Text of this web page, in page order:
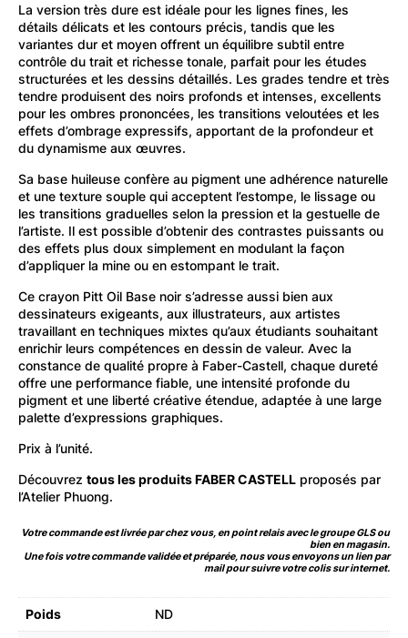
La version très dure est idéale pour les lignes fines, les
détails délicats et les contours précis, tandis que les
variantes dur et moyen offrent un équilibre subtil entre
contrôle du trait et richesse tonale, parfait pour les études
structurées et les dessins détaillés. Les grades tendre et très
tendre produisent des noirs profonds et intenses, excellents
pour les ombres prononcées, les transitions veloutées et les
effets d’ombrage expressifs, apportant de la profondeur et
du dynamisme aux œuvres.
Sa base huileuse confère au pigment une adhérence naturelle
et une texture souple qui acceptent l’estompe, le lissage ou
les transitions graduelles selon la pression et la gestuelle de
l’artiste. Il est possible d’obtenir des contrastes puissants ou
des effets plus doux simplement en modulant la façon
d’appliquer la mine ou en estompant le trait.
Ce crayon Pitt Oil Base noir s’adresse aussi bien aux
dessinateurs exigeants, aux illustrateurs, aux artistes
travaillant en techniques mixtes qu’aux étudiants souhaitant
enrichir leurs compétences en dessin de valeur. Avec la
constance de qualité propre à Faber-Castell, chaque dureté
offre une performance fiable, une intensité profonde du
pigment et une liberté créative étendue, adaptée à une large
palette d’expressions graphiques.
Prix à l’unité.
Découvrez tous les produits FABER CASTELL proposés par
l’Atelier Phuong.
Votre commande est livrée par chez vous, en point relais avec le groupe GLS ou
bien en magasin.
Une fois votre commande validée et préparée, nous vous envoyons un lien par
mail pour suivre votre colis sur internet.
Poids ND